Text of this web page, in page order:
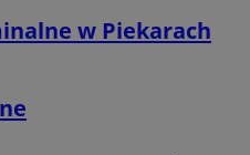
w Piekarach